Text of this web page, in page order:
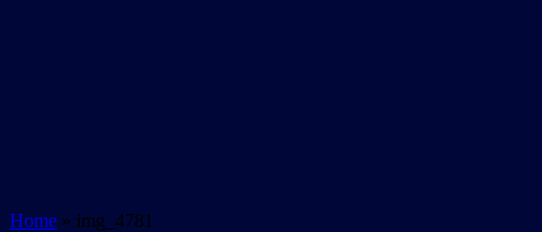
Home » img_4781